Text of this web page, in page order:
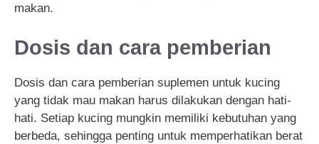
makan.
Dosis dan cara pemberian
Dosis dan cara pemberian suplemen untuk kucing
yang tidak mau makan harus dilakukan dengan hati-
hati. Setiap kucing mungkin memiliki kebutuhan yang
berbeda, sehingga penting untuk memperhatikan berat